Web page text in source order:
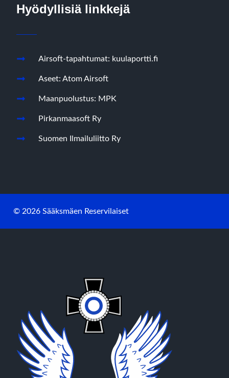
Hyödyllisiä linkkejä
Airsoft-tapahtumat: kuulaportti.fi
Aseet: Atom Airsoft
Maanpuolustus: MPK
Pirkanmaasoft Ry
Suomen Ilmailuliitto Ry
© 2026 Sääksmäen Reservilaiset